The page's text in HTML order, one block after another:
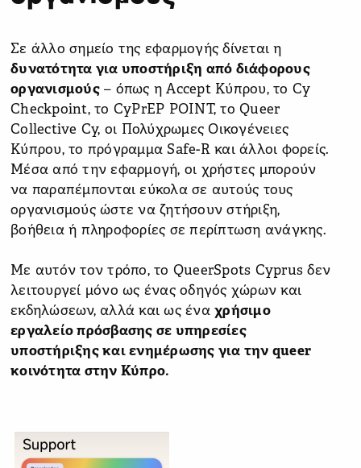
Σε άλλο σημείο της εφαρμογής δίνεται η
δυνατότητα για υποστήριξη από διάφορους
οργανισμούς– όπως η Accept Κύπρου, το Cy
Checkpoint, το CyPrEP POINT, το Queer
Collective Cy, οι Πολύχρωμες Οικογένειες
Κύπρου, το πρόγραμμα Safe-R και άλλοι φορείς.
Μέσα από την εφαρμογή, οι χρήστες μπορούν
να παραπέμπονται εύκολα σε αυτούς τους
οργανισμούς ώστε να ζητήσουν στήριξη,
βοήθεια ή πληροφορίες σε περίπτωση ανάγκης.
Με αυτόν τον τρόπο, το QueerSpots Cyprus δεν
λειτουργεί μόνο ως ένας οδηγός χώρων και
εκδηλώσεων, αλλά και ως ένα χρήσιμο
εργαλείο πρόσβασης σε υπηρεσίες
υποστήριξης και ενημέρωσης για την queer
κοινότητα στην Κύπρο.